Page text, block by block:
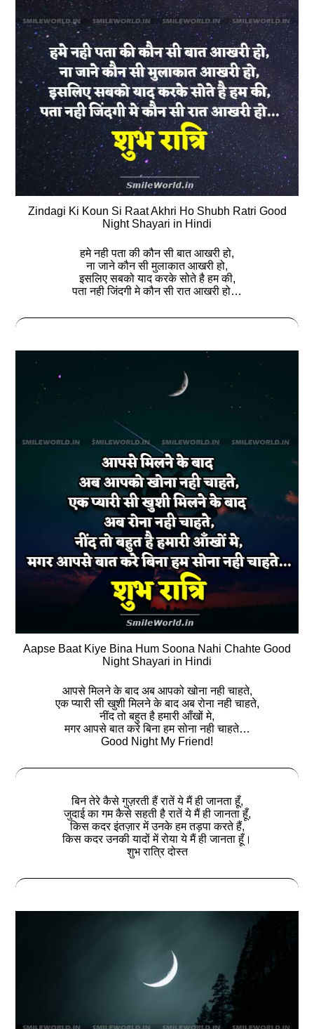
Zindagi Ki Koun Si Raat Akhri Ho Shubh Ratri Good
Night Shayari in Hindi
हमे नही पता की कौन सी बात आखरी हो,
ना जाने कौन सी मुलाकात आखरी हो,
इसलिए सबको याद करके सोते है हम की,
पता नही जिंदगी मे कौन सी रात आखरी हो…
Aapse Baat Kiye Bina Hum Soona Nahi Chahte Good
Night Shayari in Hindi
आपसे मिलने के बाद अब आपको खोना नही चाहते,
एक प्यारी सी खुशी मिलने के बाद अब रोना नही चाहते,
नींद तो बहुत है हमारी आँखों मे,
मगर आपसे बात करे बिना हम सोना नही चाहते…
Good Night My Friend!
बिन तेरे कैसे गुज़रती हैं रातें ये मैं ही जानता हूँ,
जुदाई का गम कैसे सहती है रातें ये मैं ही जानता हूँ,
किस कदर इंतज़ार में उनके हम तड़पा करते हैं,
किस कदर उनकी यादों में रोया ये मैं ही जानता हूँ।
शुभ रात्रि दोस्‍त